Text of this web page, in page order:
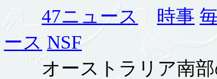
47ニュース
時事
ース NSF
オーストラリア南部